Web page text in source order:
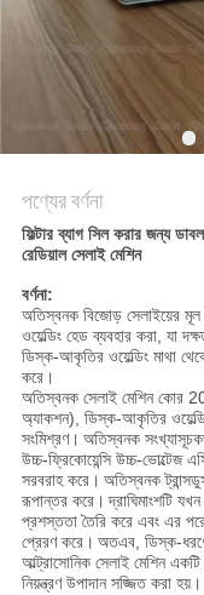
সাইট
নীতি
পণ্যের বর্ণনা
ফিল্টার ব্যাগ সিল করার জন্য
রেডিয়াল সেলাই মেশিন
বর্ণনা:
অতিস্বনক বিজোড় সেলাইয়ের
ওয়েল্ডিং হেড ব্যবহার করা, যা
ডিস্ক-আকৃতির ওয়েল্ডিং মাথা
করে।
অতিস্বনক সেলাই মেশিন কোর
অ্যাকশন), ডিস্ক-আকৃতির
সংমিশ্রণ। অতিস্বনক
উচ্চ-ফ্রিকোয়েন্সি উচ্চ-ভোল্টেজ
সরবরাহ করে। অতিস্বনক
রূপান্তর করে। দ্রাঘিমাংশটি
প্রশস্ততা তৈরি করে এবং এর
প্রেরণ করে। অতএব, ডিস্ক-
আল্ট্রাসোনিক সেলাই মেশিন
নিয়ন্ত্রণ উপাদান সজ্জিত করা হয়।